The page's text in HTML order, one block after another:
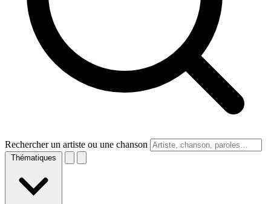
Rechercher un artiste ou une chanson
Thématiques